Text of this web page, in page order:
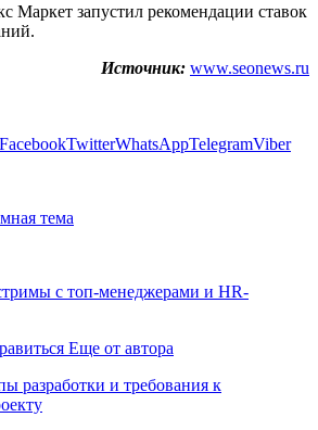
Маркет запустил рекомендации ставок
Источник: www.seonews.ru
FacebookTwitterWhatsAppTelegramViber
тема
с топ-менеджерами и HR-
Еще от автора
разработки и требования к